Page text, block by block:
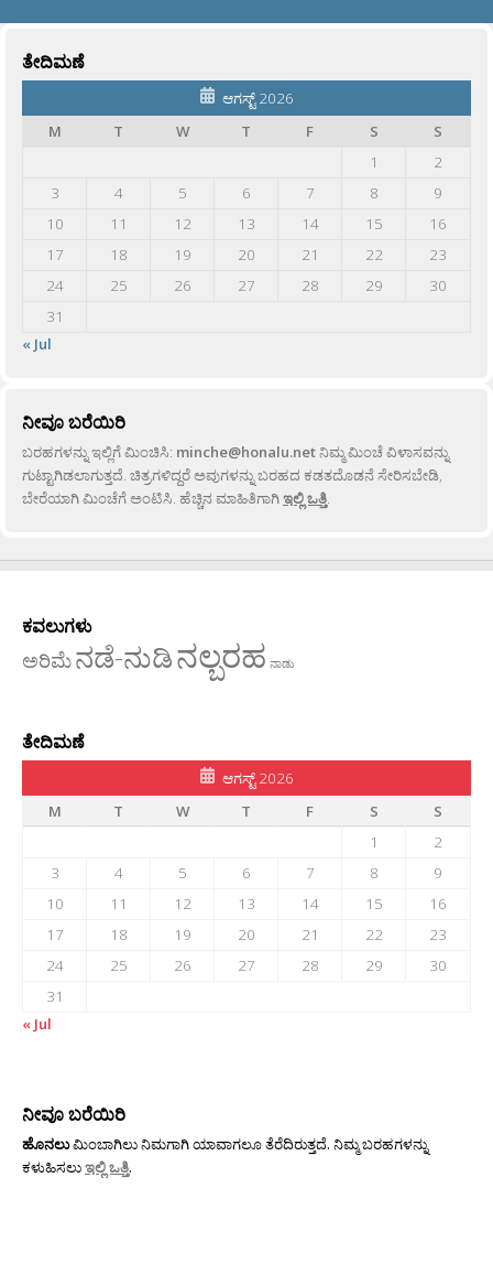
ತೇದಿಮಣೆ
ಆಗಸ್ಟ್ 2026
M
T W T F S
S
1
2
3
4 5 6 7 8
9
10
11 12 13 14 15
16
17
18 19 20 21 22
23
24
25 26 27 28 29
30
31
« Jul
ನೀವೂ ಬರೆಯಿರಿ
ಬರಹಗಳನ್ನು ಇಲ್ಲಿಗೆ ಮಿಂಚಿಸಿ: minche@honalu.netನಿಮ್ಮ ಮಿಂಚೆ ವಿಳಾಸವನ್ನು
ಗುಟ್ಟಾಗಿಡಲಾಗುತ್ತದೆ. ಚಿತ್ರಗಳಿದ್ದರೆ ಅವುಗಳನ್ನು ಬರಹದ ಕಡತದೊಡನೆ ಸೇರಿಸಬೇಡಿ,
ಬೇರೆಯಾಗಿ ಮಿಂಚೆಗೆ ಅಂಟಿಸಿ. ಹೆಚ್ಚಿನ ಮಾಹಿತಿಗಾಗಿಇಲ್ಲಿ ಒತ್ತಿ
ಕವಲುಗಳು
ಅರಿಮೆನಡೆ-ನುಡಿನಲ್ಬರಹ ನಾಡು
ತೇದಿಮಣೆ
ಆಗಸ್ಟ್ 2026
M
T W T F S
S
1
2
3
4 5 6 7 8
9
10
11 12 13 14 15
16
17
18 19 20 21 22
23
24
25 26 27 28 29
30
31
« Jul
ನೀವೂ ಬರೆಯಿರಿ
ಹೊನಲುಮಿಂಬಾಗಿಲು ನಿಮಗಾಗಿ ಯಾವಾಗಲೂ ತೆರೆದಿರುತ್ತದೆ. ನಿಮ್ಮ ಬರಹಗಳನ್ನು
ಕಳುಹಿಸಲುಇಲ್ಲಿ ಒತ್ತಿ.